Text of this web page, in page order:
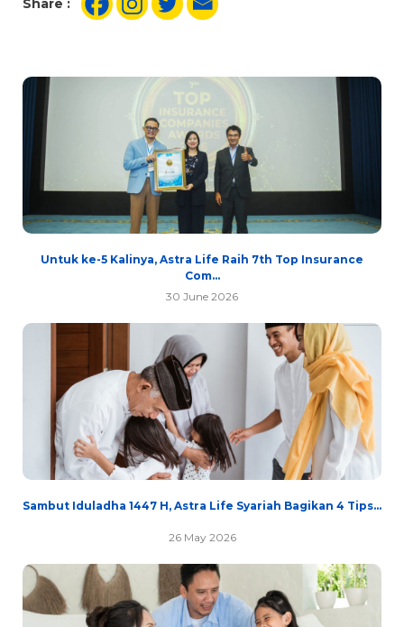
Share :
Untuk ke-5 Kalinya, Astra Life Raih 7th Top Insurance
Com...
30 June 2026
Sambut Iduladha 1447 H, Astra Life Syariah Bagikan 4 Tips...
26 May 2026